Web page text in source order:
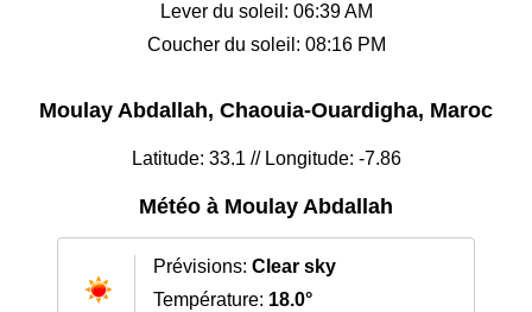
Lever du soleil: 06:39 AM
Coucher du soleil: 08:16 PM
Moulay Abdallah, Chaouia-Ouardigha, Maroc
Latitude: 33.1 // Longitude: -7.86
Météo à Moulay Abdallah
Prévisions: Clear sky
Température: 18.0°